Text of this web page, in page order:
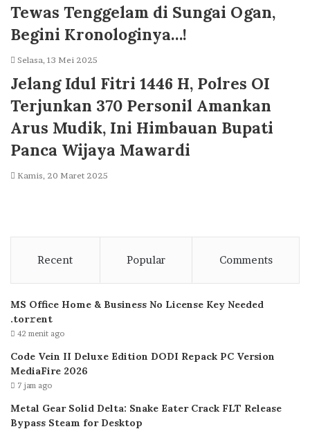
Tewas Tenggelam di Sungai Ogan,
Begini Kronologinya…!
Selasa, 13 Mei 2025
Jelang Idul Fitri 1446 H, Polres OI
Terjunkan 370 Personil Amankan
Arus Mudik, Ini Himbauan Bupati
Panca Wijaya Mawardi
Kamis, 20 Maret 2025
Recent Popular Comments
MS Office Home & Business No License Key Needed
.tоr𝚛еnt
42 menit ago
Code Vein II Deluxe Edition DODI Repack PC Version
MediaFire 2026
7 jam ago
Metal Gear Solid Delta: Snake Eater Crack FLT Release
Bypass Steam for Desktop